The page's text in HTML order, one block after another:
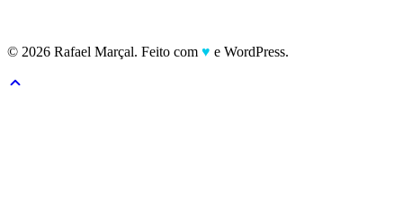
© 2026 Rafael Marçal. Feito com ♥ e WordPress.